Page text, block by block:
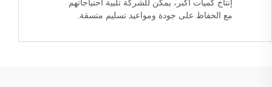
إنتاج كميات أكبر، يمكن للشركة تلبية احتياجاتهم
مع الحفاظ على جودة ومواعيد تسليم متسقة.